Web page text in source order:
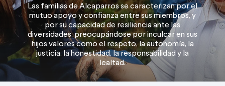
Las familias de Alcaparros se caracterizan por el
mutuo apoyo y confianza entre sus miembros, y
por su capacidad de resiliencia ante las
diversidades, preocupándose por inculcar en sus
hijos valores como el respeto, la autonomía, la
justicia, la honestidad, la responsabilidad y la
lealtad.